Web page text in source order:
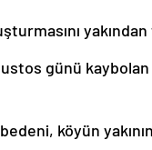
günü
bedeni, köyün